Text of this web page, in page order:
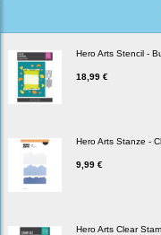
Hero Arts Stencil -
18,99 €
Hero Arts Stanze -
9,99 €
Hero Arts Clear